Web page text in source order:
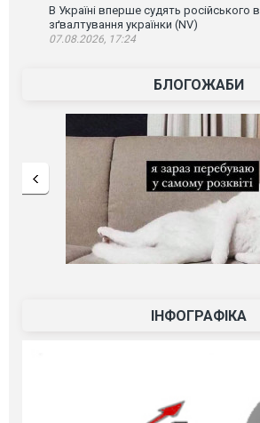
В Україні вперше судять російського
зґвалтування українки (NV)
07.08.2026, 17:24
БЛОГОЖАБИ
ІНФОГРАФІКА